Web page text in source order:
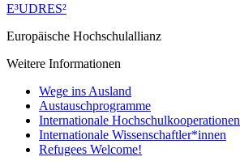
E³UDRES²
Europäische Hochschulallianz
Weitere Informationen
Wege ins Ausland
Austauschprogramme
Internationale Hochschulkooperationen
Internationale Wissenschaftler*innen
Refugees Welcome!